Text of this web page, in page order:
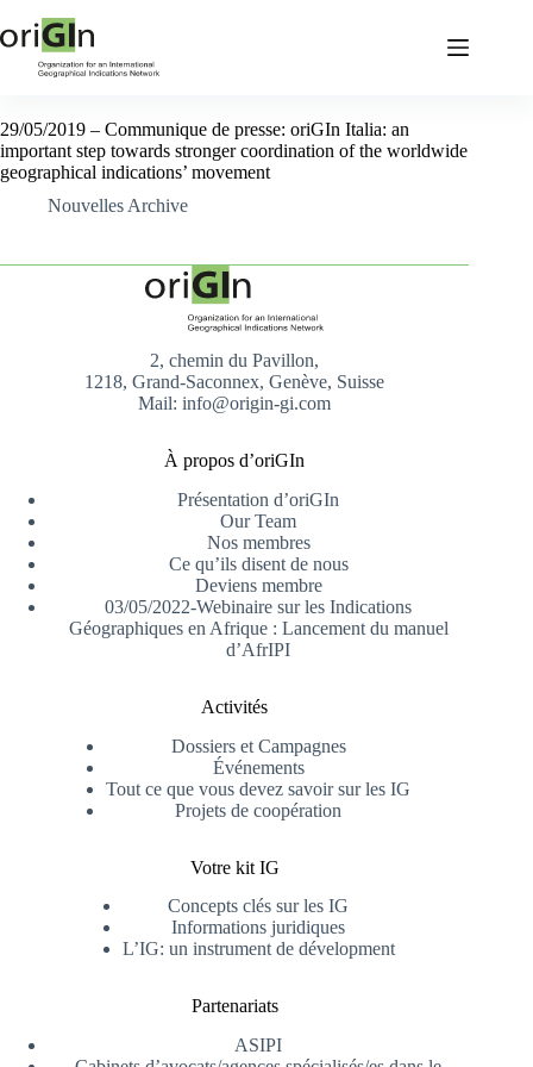
29/05/2019 – Communique de presse: oriGIn Italia: an
important step towards stronger coordination of the worldwide
geographical indications’ movement
Nouvelles Archive
2, chemin du Pavillon,
1218, Grand-Saconnex, Genève, Suisse
Mail: info@origin-gi.com
À propos d’oriGIn
Présentation d’oriGIn
Our Team
Nos membres
Ce qu’ils disent de nous
Deviens membre
03/05/2022-Webinaire sur les Indications
Géographiques en Afrique : Lancement du manuel
d’AfrIPI
Activités
Dossiers et Campagnes
Événements
Tout ce que vous devez savoir sur les IG
Projets de coopération
Votre kit IG
Concepts clés sur les IG
Informations juridiques
L’IG: un instrument de dévelopment
Partenariats
ASIPI